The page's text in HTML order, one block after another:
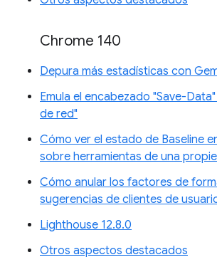
Chrome 140
Depura más estadísticas con
Emula el encabezado "Save-
de red"
Cómo ver el estado de Baseline
sobre herramientas de una
Cómo anular los factores de
sugerencias de clientes de
Lighthouse 12.8.0
Otros aspectos destacados